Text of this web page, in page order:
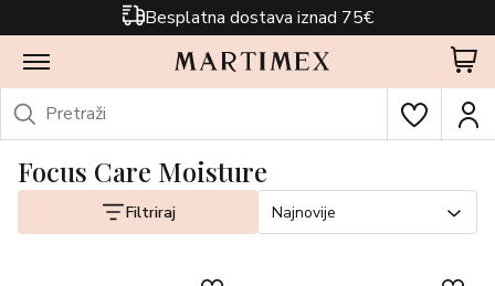
Besplatna dostava iznad 75€
Focus Care Moisture
Filtriraj Najnovije